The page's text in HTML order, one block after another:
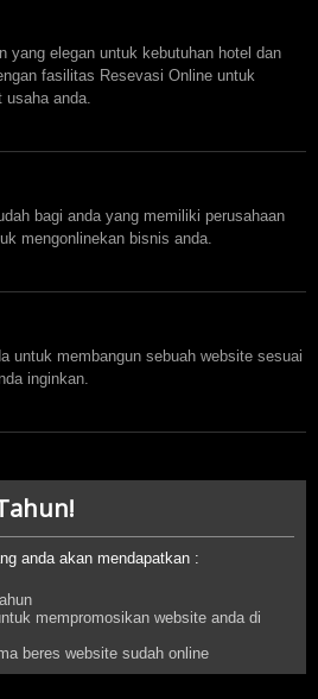
yang elegan untuk kebutuhan hotel dan
fasilitas Resevasi Online untuk
usaha anda.
bagi anda yang memiliki perusahaan
mengonlinekan bisnis anda.
untuk membangun sebuah website sesuai
inginkan.
anda akan mendapatkan :
mempromosikan website anda di
beres website sudah online